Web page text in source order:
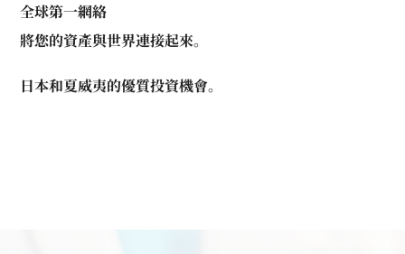
全球第一網絡
將您的資產與世界連接起來。
日本和夏威夷的優質投資機會。